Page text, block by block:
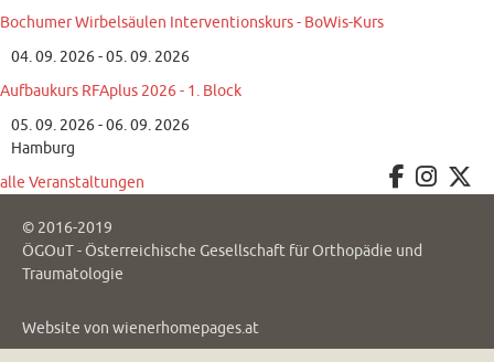
Bochumer Wirbelsäulen Interventionskurs - BoWis-Kurs
04. 09. 2026 - 05. 09. 2026
Aufbaukurs RFAplus 2026 - 1. Block
05. 09. 2026 - 06. 09. 2026
Hamburg
alle Veranstaltungen
© 2016-2019
ÖGOuT - Österreichische Gesellschaft für Orthopädie und
Traumatologie
Website von wienerhomepages.at